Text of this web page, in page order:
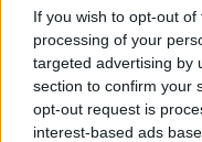
If you wish to opt-out
processing of your
targeted advertising by
section to confirm your
opt-out request is
interest-based ads
«Μιλάμε για
απόσταση μεταξύ
δύσκολο να
σύμπτωση»,